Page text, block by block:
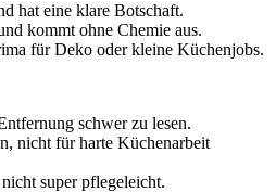
hat eine klare Botschaft.
kommt ohne Chemie aus.
für Deko oder kleine Küchenjobs.
schwer zu lesen.
nicht für harte Küchenarbeit
super pflegeleicht.